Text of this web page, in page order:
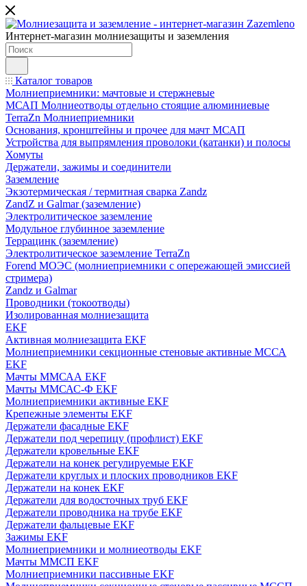
Интернет-магазин молниезащиты и заземления
Каталог товаров
Молниеприемники: мачтовые и стержневые
МСАП Молниеотводы отдельно стоящие алюминиевые
TerraZn Молниеприемники
Основания, кронштейны и прочее для мачт МСАП
Устройства для выпрямления проволоки (катанки) и полосы
Хомуты
Держатели, зажимы и соединители
Заземление
Экзотермическая / термитная сварка Zandz
ZandZ и Galmar (заземление)
Электролитическое заземление
Модульное глубинное заземление
Террацинк (заземление)
Электролитическое заземление TerraZn
Forend МОЭС (молниеприемники с опережающей эмиссией
стримера)
Zandz и Galmar
Проводники (токоотводы)
Изолированная молниезащита
EKF
Активная молниезащита EKF
Молниеприемники секционные стеновые активные МССА
EKF
Мачты ММСАА EKF
Мачты ММСАС-Ф EKF
Молниеприемники активные EKF
Крепежные элементы EKF
Держатели фасадные EKF
Держатели под черепицу (профлист) EKF
Держатели кровельные EKF
Держатели на конек регулируемые EKF
Держатели круглых и плоских проводников EKF
Держатели на конек EKF
Держатели для водосточных труб EKF
Держатели проводника на трубе EKF
Держатели фальцевые EKF
Зажимы EKF
Молниеприемники и молниеотводы EKF
Мачты ММСП EKF
Молниеприемники пассивные EKF